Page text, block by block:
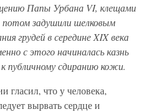
Папы Урбана VI, клещами
потом задушили шелковым
грудей в середине XIX века
с этого начиналась казнь
публичному сдиранию кожи.
гласил, что у человека,
вырвать сердце и